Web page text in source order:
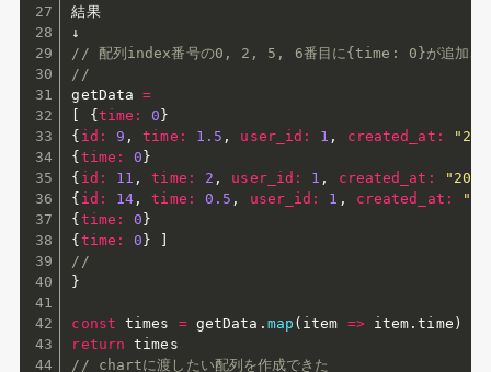
結果
// 配列index番号の0, 2, 5, 6番目に{time: 0}が追加され
//
getData =
[
{time : 0}
{ id : 9 , time : 1.5 , user_id : 1 , created_at :
{time : 0}
{ id : 11 , time : 2 , user_id : 1 , created_at :
{ id : 14 , time : 0.5 , user_id : 1 , created_at :
{time : 0}
{time : 0}
]
//
}
const times = getData . map ( item => item .time )
return
// chartに渡したい配列を作成できた